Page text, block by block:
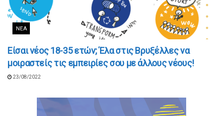
ΝΈΑ
Είσαι νέος 18-35 ετών; Έλα στις Βρυξέλλες να
μοιραστείς τις εμπειρίες σου με άλλους νέους!
23/08/2022